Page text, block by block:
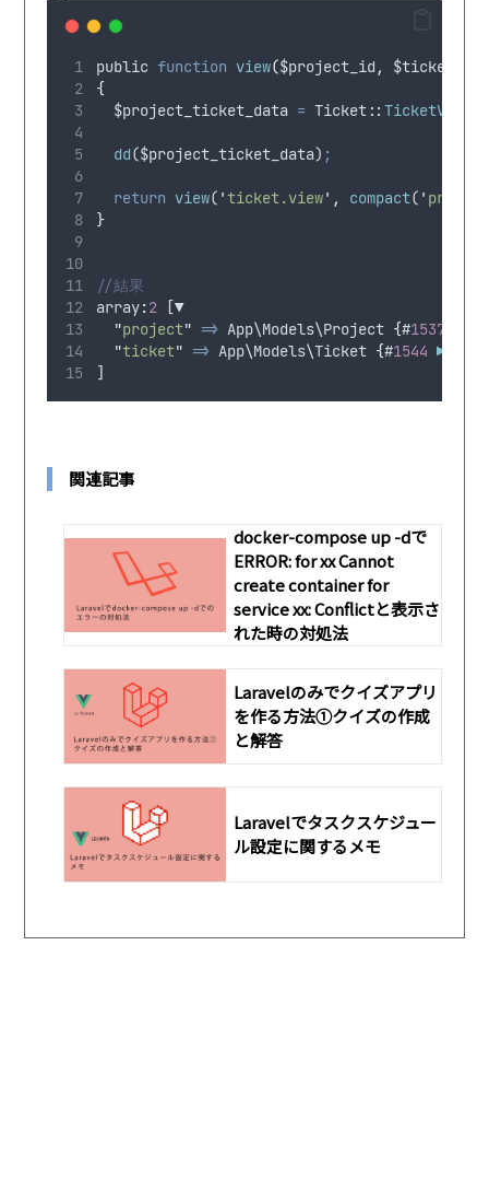
public function view($project_id , $ticket_id
{
$project_ticket_data = Ticket : :TicketView
dd($project_ticket_data) ;
return view( 'ticket.view' , compact( ' project
}
//結果
array:2 [▼
"project" => App\Models\Project {#1537
"ticket" => App\Models\Ticket {#1544 ▶
]
関連記事
docker-compose up -dで
ERROR: for xx Cannot
create container for
service xx: Conflictと表示さ
れた時の対処法
Laravelのみでクイズアプリ
を作る方法①クイズの作成
と解答
Laravelでタスクスケジュー
ル設定に関するメモ